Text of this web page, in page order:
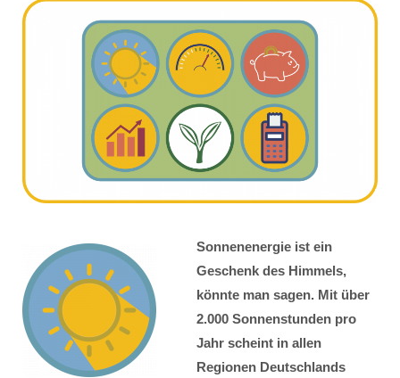
Sonnenenergie ist ein
Geschenk des Himmels,
könnte man sagen. Mit über
2.000 Sonnenstunden pro
Jahr scheint in allen
Regionen Deutschlands